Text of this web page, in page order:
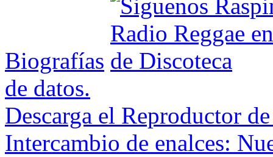
Biografías
de datos.
Descarga el Reproductor
Intercambio de enalces: